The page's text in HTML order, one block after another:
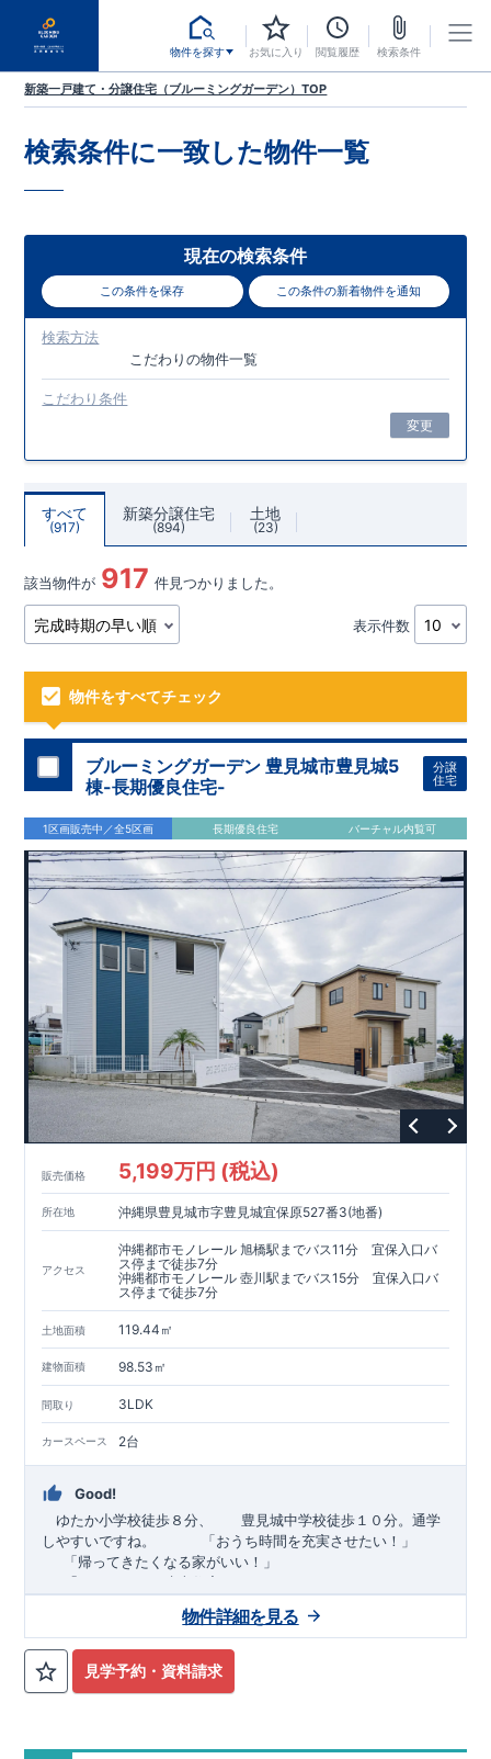
物件を探す お気に入り 閲覧履歴 検索条件
新築一戸建て・分譲住宅（ブルーミングガーデン）TOP
検索条件に一致した物件一覧
現在の検索条件
この条件を保存 この条件の新着物件を通知
検索方法
こだわりの物件一覧
こだわり条件
変更
すべて
917
新築分譲住宅
894
土地
23
該当物件が 917 件見つかりました。
表示件数
物件をすべてチェック
ブルーミングガーデン 豊見城市豊見城5
棟-長期優良住宅-
分譲
住宅
1区画販売中／全5区画 長期優良住宅 バーチャル内覧可
販売価格 5,199万円 (税込)
所在地 沖縄県豊見城市字豊見城宜保原527番3(地番)
アクセス
沖縄都市モノレール 旭橋駅までバス11分 宜保入口バ
ス停まで徒歩7分
沖縄都市モノレール 壺川駅までバス15分 宜保入口バ
ス停まで徒歩7分
土地面積 119.44㎡
建物面積 98.53㎡
間取り 3LDK
カースペース 2台
Good!
ゆたか小学校徒歩８分、 豊見城中学校徒歩１０分。通学
しやすいですね。
「おうち時間を充実させたい！」
「帰ってきたくなる家がいい！」
「おしゃれなら建売住宅もありかも！」
TEL:098-860-2201（火・水曜日定休日、年末年始休み）
■オプションではありません！全棟標準搭載
ム・ガス衣類乾燥機・食洗器・宅配ボックス・玄関電子キー・
成材にヒノキを使用しております！
見学予約・資料請求
物件詳細を見る